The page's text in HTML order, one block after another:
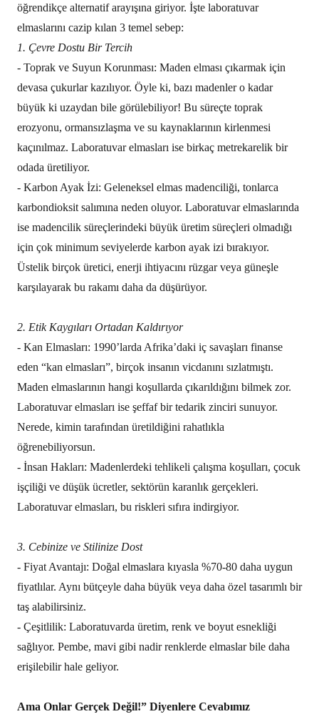
öğrendikçe alternatif arayışına giriyor. İşte laboratuvar
elmaslarını cazip kılan 3 temel sebep:
1. Çevre Dostu Bir Tercih
- Toprak ve Suyun Korunması: Maden elması çıkarmak için
devasa çukurlar kazılıyor. Öyle ki, bazı madenler o kadar
büyük ki uzaydan bile görülebiliyor! Bu süreçte toprak
erozyonu, ormansızlaşma ve su kaynaklarının kirlenmesi
kaçınılmaz. Laboratuvar elmasları ise birkaç metrekarelik bir
odada üretiliyor.
- Karbon Ayak İzi: Geleneksel elmas madenciliği, tonlarca
karbondioksit salımına neden oluyor. Laboratuvar elmaslarında
ise madencilik süreçlerindeki büyük üretim süreçleri olmadığı
için çok minimum seviyelerde karbon ayak izi bırakıyor.
Üstelik birçok üretici, enerji ihtiyacını rüzgar veya güneşle
karşılayarak bu rakamı daha da düşürüyor.
2. Etik Kaygıları Ortadan Kaldırıyor
- Kan Elmasları: 1990’larda Afrika’daki iç savaşları finanse
eden “kan elmasları”, birçok insanın vicdanını sızlatmıştı.
Maden elmaslarının hangi koşullarda çıkarıldığını bilmek zor.
Laboratuvar elmasları ise şeffaf bir tedarik zinciri sunuyor.
Nerede, kimin tarafından üretildiğini rahatlıkla
öğrenebiliyorsun.
- İnsan Hakları: Madenlerdeki tehlikeli çalışma koşulları, çocuk
işçiliği ve düşük ücretler, sektörün karanlık gerçekleri.
Laboratuvar elmasları, bu riskleri sıfıra indirgiyor.
3. Cebinize ve Stilinize Dost
- Fiyat Avantajı: Doğal elmaslara kıyasla %70-80 daha uygun
fiyatlılar. Aynı bütçeyle daha büyük veya daha özel tasarımlı bir
taş alabilirsiniz.
- Çeşitlilik: Laboratuvarda üretim, renk ve boyut esnekliği
sağlıyor. Pembe, mavi gibi nadir renklerde elmaslar bile daha
erişilebilir hale geliyor.
Ama Onlar Gerçek Değil!” Diyenlere Cevabımız